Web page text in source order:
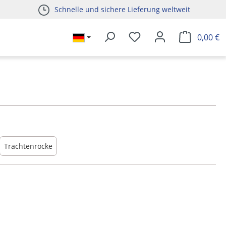
Schnelle und sichere Lieferung weltweit
0,00 €
Trachtenröcke